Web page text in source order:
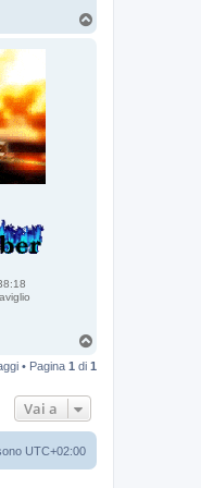
p
• Pagina 1 di 1
Vai a
UTC+02:00